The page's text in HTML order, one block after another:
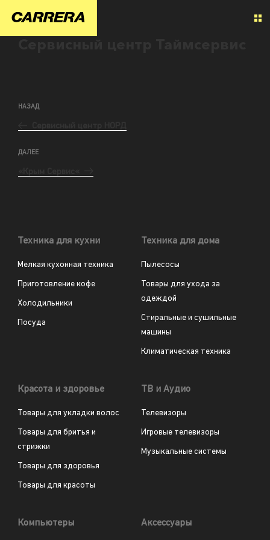
НАЗАД
ДАЛЕЕ
Техника для кухни
Мелкая кухонная техника
Приготовление кофе
Холодильники
Посуда
Техника для дома
Пылесосы
Товары для ухода за
одеждой
Стиральные и сушильные
машины
Климатическая техника
Красота и здоровье
Товары для укладки волос
Товары для бритья и
стрижки
Товары для здоровья
Товары для красоты
ТВ и Аудио
Телевизоры
Игровые телевизоры
Музыкальные системы
Компьютеры Аксессуары